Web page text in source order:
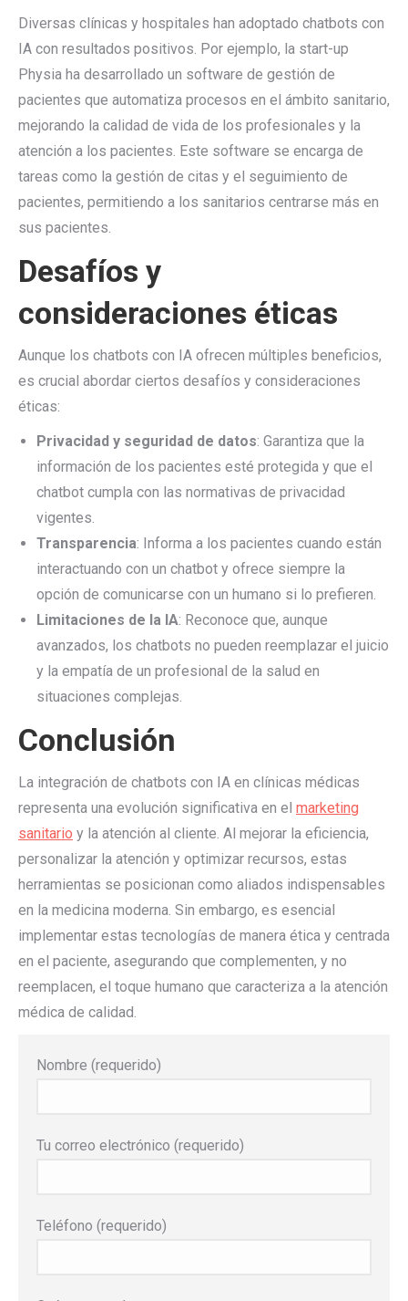
Diversas clínicas y hospitales han adoptado chatbots con
IA con resultados positivos. Por ejemplo, la start-up
Physia ha desarrollado un software de gestión de
pacientes que automatiza procesos en el ámbito sanitario,
mejorando la calidad de vida de los profesionales y la
atención a los pacientes. Este software se encarga de
tareas como la gestión de citas y el seguimiento de
pacientes, permitiendo a los sanitarios centrarse más en
sus pacientes.
Desafíos y
consideraciones éticas
Aunque los chatbots con IA ofrecen múltiples beneficios,
es crucial abordar ciertos desafíos y consideraciones
éticas:
Privacidad y seguridad de datos: Garantiza que la
información de los pacientes esté protegida y que el
chatbot cumpla con las normativas de privacidad
vigentes.
Transparencia: Informa a los pacientes cuando están
interactuando con un chatbot y ofrece siempre la
opción de comunicarse con un humano si lo prefieren.
Limitaciones de la IA: Reconoce que, aunque
avanzados, los chatbots no pueden reemplazar el juicio
y la empatía de un profesional de la salud en
situaciones complejas.
Conclusión
La integración de chatbots con IA en clínicas médicas
representa una evolución significativa en el marketing
sanitario y la atención al cliente. Al mejorar la eficiencia,
personalizar la atención y optimizar recursos, estas
herramientas se posicionan como aliados indispensables
en la medicina moderna. Sin embargo, es esencial
implementar estas tecnologías de manera ética y centrada
en el paciente, asegurando que complementen, y no
reemplacen, el toque humano que caracteriza a la atención
médica de calidad.
Nombre (requerido)
Tu correo electrónico (requerido)
Teléfono (requerido)